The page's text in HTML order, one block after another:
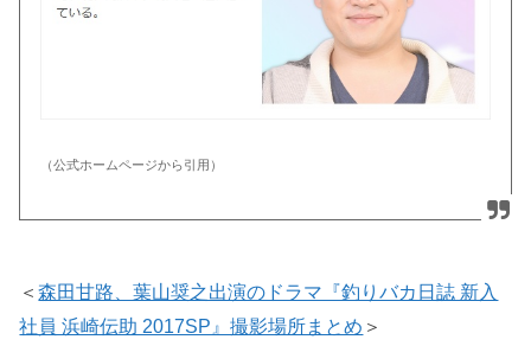
（公式ホームページから引用）
＜森田甘路、葉山奨之出演のドラマ『釣りバカ日誌 新入
社員 浜崎伝助 2017SP』撮影場所まとめ ＞